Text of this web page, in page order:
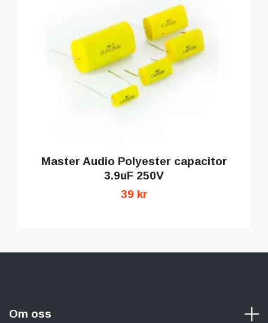
Master Audio Polyester capacitor
3.9uF 250V
39 kr
Om oss